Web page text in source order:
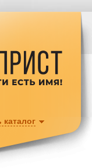
каталог